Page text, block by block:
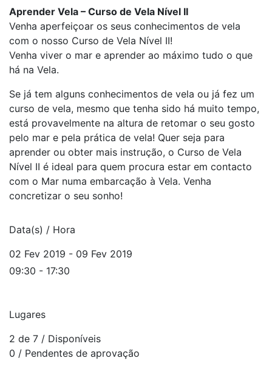
Aprender Vela – Curso de Vela Nível II
Venha aperfeiçoar os seus conhecimentos de vela
com o nosso Curso de Vela Nível II!
Venha viver o mar e aprender ao máximo tudo o que
há na Vela.
Se já tem alguns conhecimentos de vela ou já fez um
curso de vela, mesmo que tenha sido há muito tempo,
está provavelmente na altura de retomar o seu gosto
pelo mar e pela prática de vela! Quer seja para
aprender ou obter mais instrução, o Curso de Vela
Nível II é ideal para quem procura estar em contacto
com o Mar numa embarcação à Vela. Venha
concretizar o seu sonho!
Data(s) / Hora
02 Fev 2019 - 09 Fev 2019
09:30 - 17:30
Lugares
2 de 7 / Disponíveis
0 / Pendentes de aprovação